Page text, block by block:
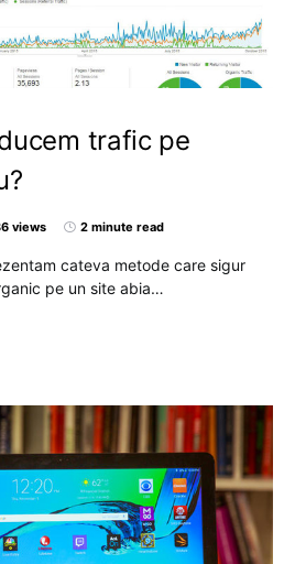
trafic pe
views 2 minute read
cateva metode care sigur
pe un site abia…